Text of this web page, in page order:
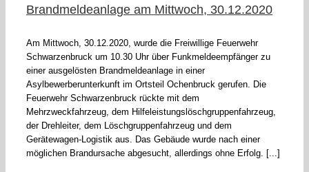
Brandmeldeanlage am Mittwoch, 30.12.2020
Am Mittwoch, 30.12.2020, wurde die Freiwillige Feuerwehr
Schwarzenbruck um 10.30 Uhr über Funkmeldeempfänger zu
einer ausgelösten Brandmeldeanlage in einer
Asylbewerberunterkunft im Ortsteil Ochenbruck gerufen. Die
Feuerwehr Schwarzenbruck rückte mit dem
Mehrzweckfahrzeug, dem Hilfeleistungslöschgruppenfahrzeug,
der Drehleiter, dem Löschgruppenfahrzeug und dem
Gerätewagen-Logistik aus. Das Gebäude wurde nach einer
möglichen Brandursache abgesucht, allerdings ohne Erfolg. [...]